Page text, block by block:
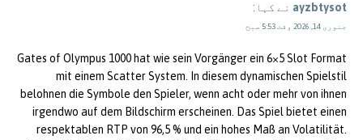
ayzbtysot نے کہا:
جنوری 14, 2026 وقت 5:53 صبح
Gates of Olympus 1000 hat wie sein Vorgänger ein 6×5 Slot Format
mit einem Scatter System. In diesem dynamischen Spielstil
belohnen die Symbole den Spieler, wenn acht oder mehr von ihnen
irgendwo auf dem Bildschirm erscheinen. Das Spiel bietet einen
respektablen RTP von 96,5 % und ein hohes Maß an Volatilität.